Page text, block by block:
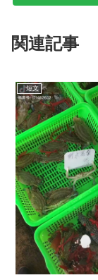
関連記事
短文